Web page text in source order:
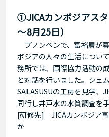
①JICAカンボジアス
～8月25日）
プノンペンで、富裕層が
ボジアの人々の生活につい
務所では、国際協力活動の
と対話を行いました。シェ
SALASUSUの工房を見学、
同行し井戸水の水質調査を
[研修先] JICAカンボジア
か